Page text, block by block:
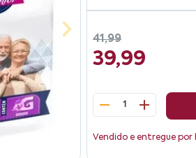
41,99
39,99
1
Vendido e entregue por